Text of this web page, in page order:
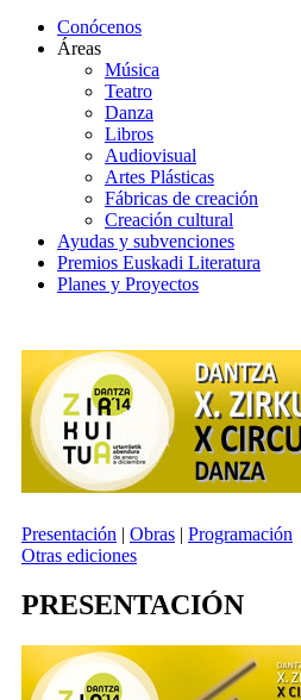
Conócenos
Áreas
Música
Teatro
Danza
Libros
Audiovisual
Artes Plásticas
Fábricas de creación
Creación cultural
Ayudas y subvenciones
Premios Euskadi Literatura
Planes y Proyectos
Presentación | Obras | Programación
Otras ediciones
PRESENTACIÓN